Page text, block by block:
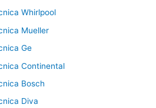
Whirlpool
Mueller
Ge
Continental
Bosch
Diva